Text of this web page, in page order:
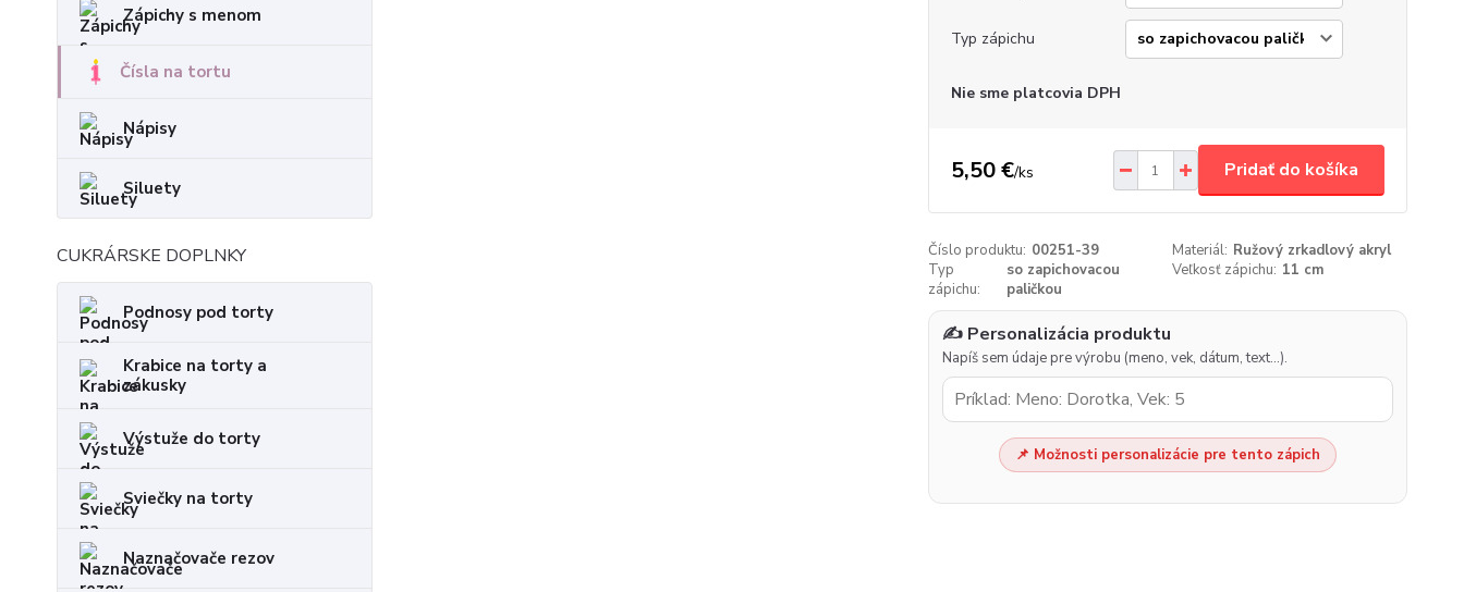
Zápichy s menom
Čísla na tortu
Nápisy
Siluety
CUKRÁRSKE DOPLNKY
Podnosy pod torty
Krabice na torty a
zákusky
Výstuže do torty
Sviečky na torty
Naznačovače rezov
Typ zápichu
Nie sme platcovia DPH
5,50 €/ks Pridať do košíka
Číslo produktu: 00251-39 Materiál: Ružový zrkadlový akryl
Typ
zápichu:
so zapichovacou
paličkou
Veľkosť zápichu: 11 cm
✍️ Personalizácia produktu
Napíš sem údaje pre výrobu (meno, vek, dátum, text…).
📌 Možnosti personalizácie pre tento zápich